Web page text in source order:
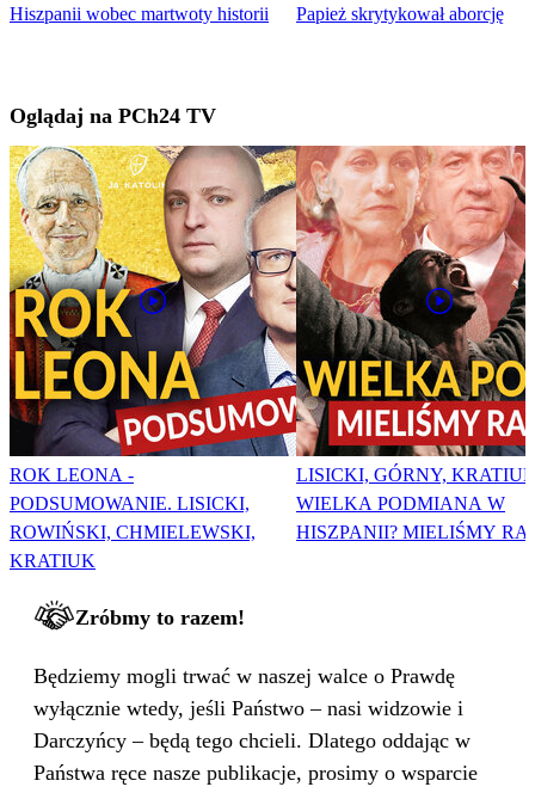
Hiszpanii wobec martwoty historii
Papież skrytykował aborcję
Oglądaj na PCh24 TV
ROK LEONA -
PODSUMOWANIE. LISICKI,
ROWIŃSKI, CHMIELEWSKI,
KRATIUK
LISICKI, GÓRNY,
WIELKA PODMIANA W
HISZPANII? MIELIŚMY
Zróbmy to razem!
Będziemy mogli trwać w naszej walce o Prawdę
wyłącznie wtedy, jeśli Państwo – nasi widzowie i
Darczyńcy – będą tego chcieli. Dlatego oddając w
Państwa ręce nasze publikacje, prosimy o wsparcie